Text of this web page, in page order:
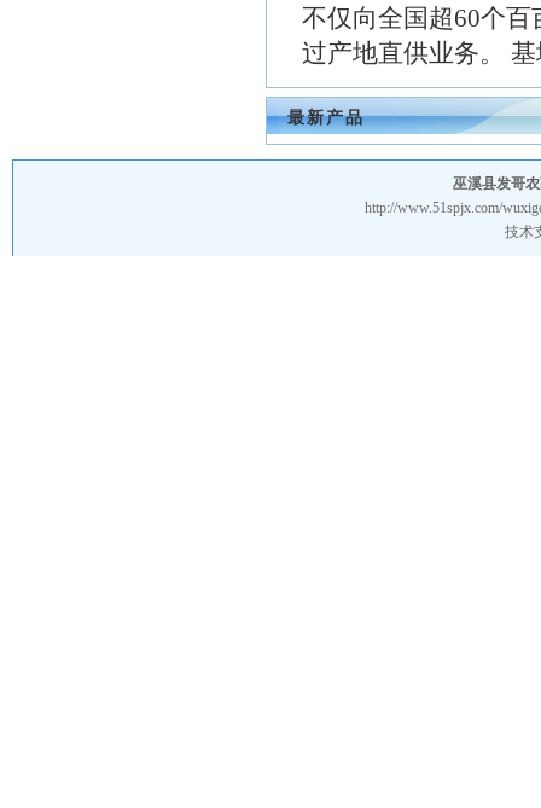
不仅向全国超60个
过产地直供业务。 基
最新产品
巫溪县发哥
http://www.51spjx.com/
技术